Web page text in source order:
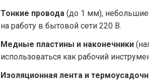
Тонкие провода (до 1 мм),
на работу в бытовой сети 220 В.
Медные пластины и наконечники
использоваться как рабочий
Изоляционная лента и